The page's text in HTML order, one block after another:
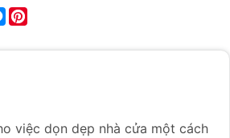
Messenger
việc dọn dẹp nhà cửa một cách